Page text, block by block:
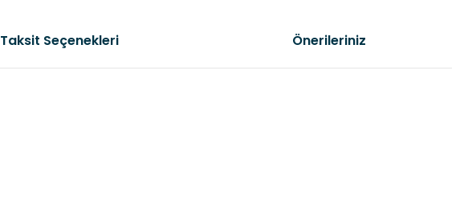
Taksit Seçenekleri Önerileriniz